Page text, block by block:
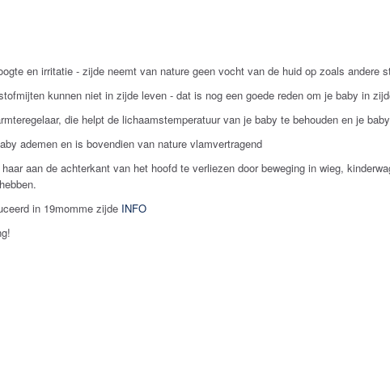
en irritatie - zijde neemt van nature geen vocht van de huid op zoals andere
kunnen niet in zijde leven - dat is nog een goede reden om je baby in
die helpt de lichaamstemperatuur van je baby te behouden en je
ademen en is bovendien van nature vlamvertragend
aan de achterkant van het hoofd te verliezen door beweging in wieg,
in 19momme zijde INFO